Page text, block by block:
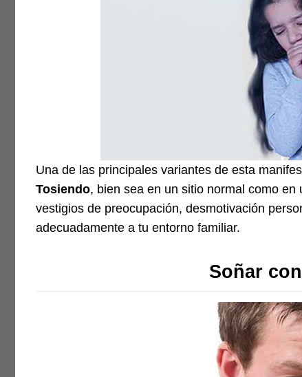
Una de las principales variantes de esta
Tosiendo, bien sea en un sitio normal como
vestigios de preocupación, desmotivación
adecuadamente a tu entorno familiar.
Soñar